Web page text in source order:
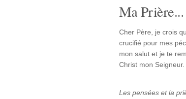
Ma Prière...
Cher Père, je crois
crucifié pour mes
mon salut et je te
Christ mon Seigneur.
Les pensées et la